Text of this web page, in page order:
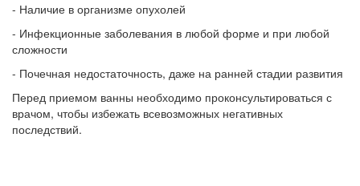
- Наличие в организме опухолей
- Инфекционные заболевания в любой форме и при любой
сложности
- Почечная недостаточность, даже на ранней стадии развития
Перед приемом ванны необходимо проконсультироваться с
врачом, чтобы избежать всевозможных негативных
последствий.